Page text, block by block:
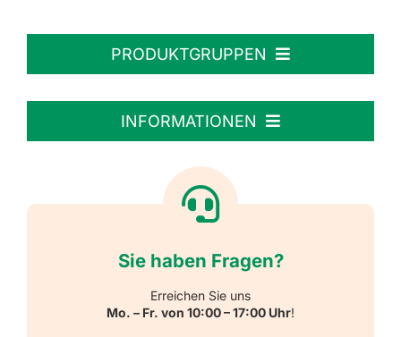
PRODUKTGRUPPEN
Personalisierte Aufkleber
Reflektierende Aufkleber
INFORMATIONEN
Sie haben Fragen?
Erreichen Sie uns
Mo. – Fr. von 10:00 – 17:00 Uhr!